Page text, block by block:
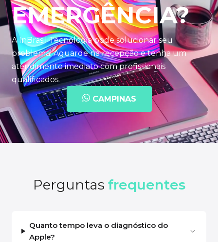
EMERGÊNCIA?
A InBrasil Tecnologia pode solucionar seu
problema! Aguarde na recepção e tenha um
atendimento imediato com profissionais
qualificados.
CAMPINAS
Perguntas frequentes
Quanto tempo leva o diagnóstico do
Apple?